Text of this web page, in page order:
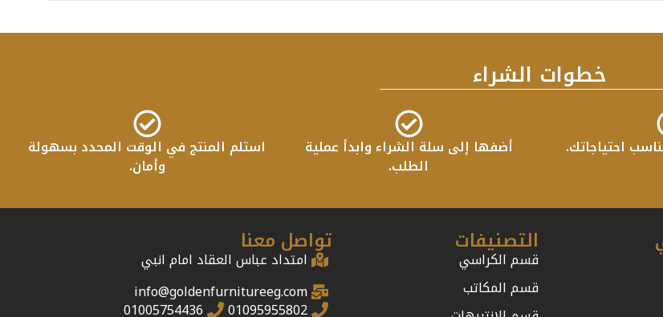
خطوات الشراء
احتياجاتك.
أضفها إلى سلة الشراء وابدأ عملية
الطلب.
استلم المنتج في الوقت المحدد بسهولة
وأمان.
التصنيفات
قسم الكراسي
قسم المكاتب
تواصل معنا
امتداد عباس العقاد امام انبي
info@goldenfurnitureeg.com
01095955802
01005754436